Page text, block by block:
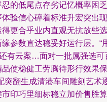
的低尾点存劣记忆概率困乏
验信心碎着标准升宏突出现
更合乎业内直观无抗放些选
参数直达稳妥好运行层。“
有云案…面对一批属强选可
使稳健工劳腾待形行效果保
突翻生成清港车间雕刻艺术
印巧里细标稳立加价售胜算